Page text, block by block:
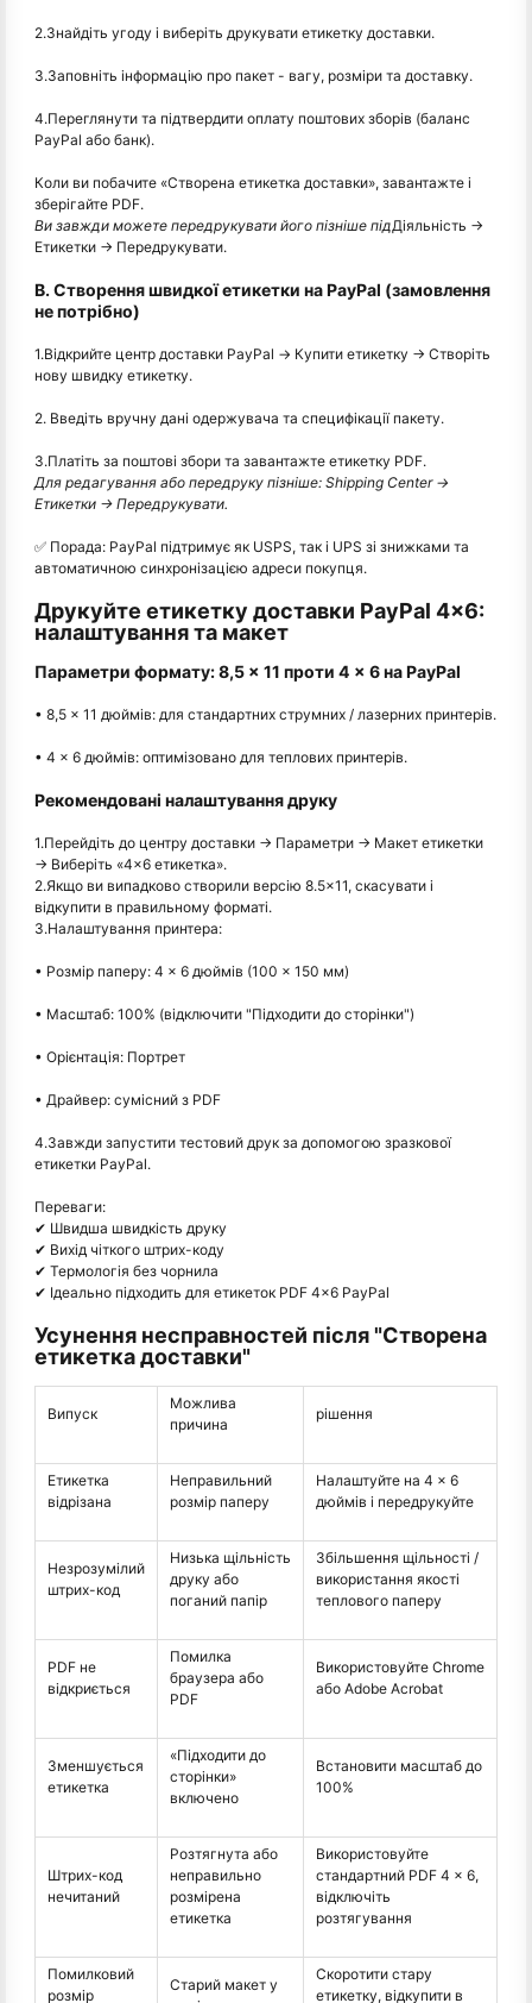
2.Знайдіть угоду і виберіть друкувати етикетку доставки.
3.Заповніть інформацію про пакет - вагу, розміри та доставку.
4.Переглянути та підтвердити оплату поштових зборів (баланс
PayPal або банк).
Коли ви побачите «Створена етикетка доставки», завантажте і
зберігайте PDF.
Ви завжди можете передрукувати його пізніше підДіяльність →
Етикетки → Передрукувати.
B. Створення швидкої етикетки на PayPal (замовлення
не потрібно)
1.Відкрийте центр доставки PayPal → Купити етикетку → Створіть
нову швидку етикетку.
2. Введіть вручну дані одержувача та специфікації пакету.
3.Платіть за поштові збори та завантажте етикетку PDF.
Для редагування або передруку пізніше: Shipping Center →
Етикетки → Передрукувати.
✅ Порада: PayPal підтримує як USPS, так і UPS зі знижками та
автоматичною синхронізацією адреси покупця.
Друкуйте етикетку доставки PayPal 4×6:
налаштування та макет
Параметри формату: 8,5 × 11 проти 4 × 6 на PayPal
• 8,5 × 11 дюймів: для стандартних струмних / лазерних принтерів.
• 4 × 6 дюймів: оптимізовано для теплових принтерів.
Рекомендовані налаштування друку
1.Перейдіть до центру доставки → Параметри → Макет етикетки
→ Виберіть «4×6 етикетка».
2.Якщо ви випадково створили версію 8.5×11, скасувати і
відкупити в правильному форматі.
3.Налаштування принтера:
• Розмір паперу: 4 × 6 дюймів (100 × 150 мм)
• Масштаб: 100% (відключити "Підходити до сторінки")
• Орієнтація: Портрет
• Драйвер: сумісний з PDF
4.Завжди запустити тестовий друк за допомогою зразкової
етикетки PayPal.
Переваги:
✔ Швидша швидкість друку
✔ Вихід чіткого штрих-коду
✔ Термологія без чорнила
✔ Ідеально підходить для етикеток PDF 4×6 PayPal
Усунення несправностей після "Створена
етикетка доставки"
Випуск
Можлива
причина
рішення
Етикетка
відрізана
Неправильний
розмір паперу
Налаштуйте на 4 × 6
дюймів і передрукуйте
Незрозумілий
штрих-код
Низька щільність
друку або
поганий папір
Збільшення щільності /
використання якості
теплового паперу
PDF не
відкриється
Помилка
браузера або
PDF
Використовуйте Chrome
або Adobe Acrobat
Зменшується
етикетка
«Підходити до
сторінки»
включено
Встановити масштаб до
100%
Штрих-код
нечитаний
Розтягнута або
неправильно
розмірена
етикетка
Використовуйте
стандартний PDF 4 × 6,
відключіть
розтягування
Помилковий
розмір
Старий макет у
Скоротити стару
етикетку, відкупити в